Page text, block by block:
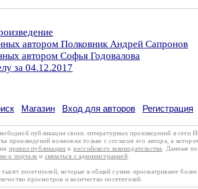
автором Полковник Андрей Сапронов
автором Софья Годовалова
за 04.12.2017
Магазин Вход для авторов Регистрация
публикации своих литературных произведений в сети
произведений возможна только с согласия его автора, к
правил публикации и российского законодательства . Данные
о портале и связаться с администрацией.
посетителей, которые в общей сумме просматривают
просмотров и количество посетителей.